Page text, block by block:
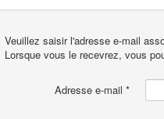
Veuillez saisir l'adresse e-mail
Lorsque vous le recevrez, vous
Adresse e-mail *